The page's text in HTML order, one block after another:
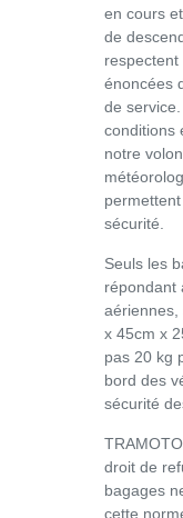
en cours
de
énoncées
de
conditions
notre
sécurité.
Seuls les
répondant
aériennes,
x 45cm x
pas 20 kg
bord des
sécurité
droit de
bagages
cette